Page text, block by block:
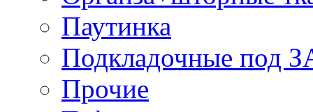
Паутинка
Подкладочные под
Прочие